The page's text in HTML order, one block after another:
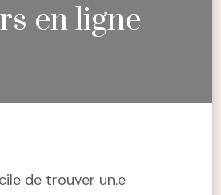
en ligne
de trouver un.e